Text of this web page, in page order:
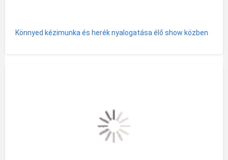
Könnyed kézimunka és herék nyalogatása élő show közben